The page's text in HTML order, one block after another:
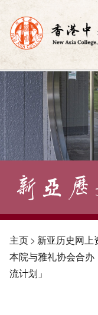
Skip
to
content
主页> 新亚历史网上
本院与雅礼协会合
流计划」